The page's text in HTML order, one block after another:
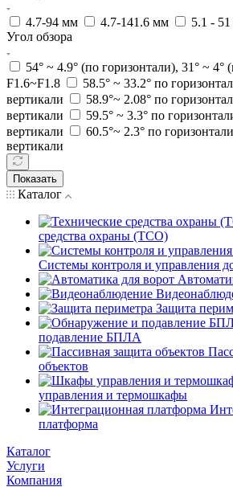
4.7-94 мм 4.7-141.6 мм 5.1 -
Угол обзора
54° ~ 4.9° (по горизонтали), 31° ~ 4°
F1.6~F1.8
58.5° ~ 33.2° по
вертикали
58.9°~ 2.08° по
вертикали
59.5° ~ 3.3° по
вертикали
60.5°~ 2.3° по
вертикали
Показать
Каталог
средства охраны (ТСО)
Системы контроля и управления
Защита
подавление БПЛА
объектов
управления и термошкафы
платформа
Каталог
Услуги
Компания